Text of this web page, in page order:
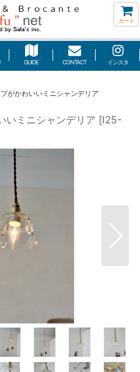
カート
GUIDE CONTACT インスタ
がかわいいミニシャンデリア
いミニシャンデリア [I25-